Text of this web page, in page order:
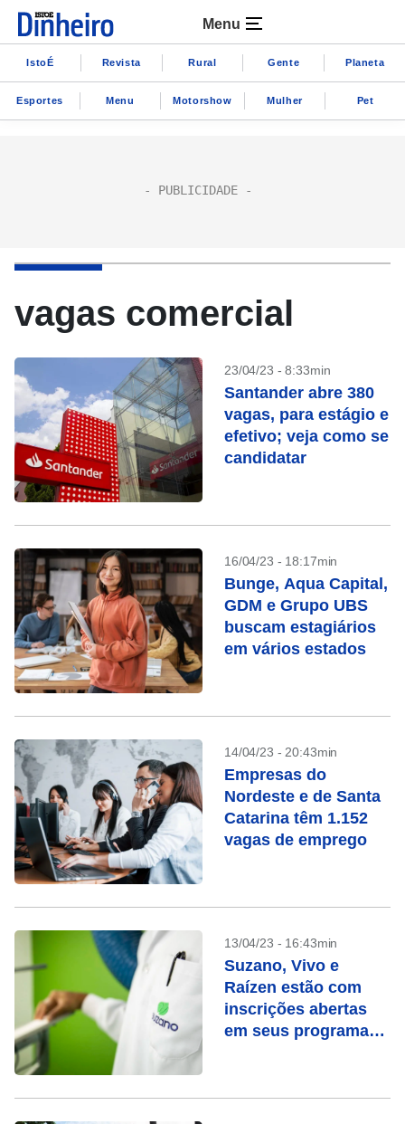
Menu
IstoÉ Revista Rural Gente Planeta
Esportes Menu Motorshow Mulher Pet
vagas comercial
23/04/23 - 8:33min
Santander abre 380
vagas, para estágio e
efetivo; veja como se
candidatar
16/04/23 - 18:17min
Bunge, Aqua Capital,
GDM e Grupo UBS
buscam estagiários
em vários estados
14/04/23 - 20:43min
Empresas do
Nordeste e de Santa
Catarina têm 1.152
vagas de emprego
13/04/23 - 16:43min
Suzano, Vivo e
Raízen estão com
inscrições abertas
em seus programas